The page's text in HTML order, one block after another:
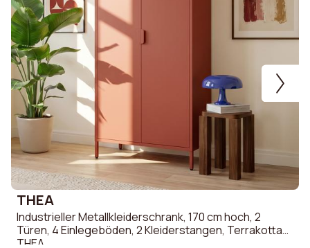
THEA
Industrieller Metallkleiderschrank, 170 cm hoch, 2
Türen, 4 Einlegeböden, 2 Kleiderstangen, Terrakotta
THEA